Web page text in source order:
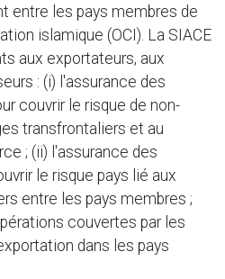
entre les pays membres de
islamique (OCI). La SIACE
aux exportateurs, aux
: (i) l'assurance des
couvrir le risque de non-
transfrontaliers et au
; (ii) l'assurance des
le risque pays lié aux
entre les pays membres ;
couvertes par les
dans les pays